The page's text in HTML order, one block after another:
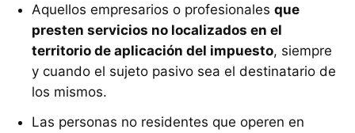
Aquellos empresarios o profesionales que
presten servicios no localizados en el
territorio de aplicación del impuesto, siempre
y cuando el sujeto pasivo sea el destinatario de
los mismos.
Las personas no residentes que operen en